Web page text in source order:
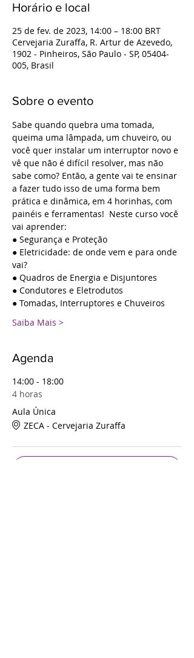
Horário e local
25 de fev. de 2023, 14:00 – 18:00 BRT
Cervejaria Zuraffa, R. Artur de Azevedo,
1902 - Pinheiros, São Paulo - SP, 05404-
005, Brasil
Sobre o evento
Sabe quando quebra uma tomada,
queima uma lâmpada, um chuveiro, ou
você quer instalar um interruptor novo e
vê que não é difícil resolver, mas não
sabe como? Então, a gente vai te ensinar
a fazer tudo isso de uma forma bem
prática e dinâmica, em 4 horinhas, com
painéis e ferramentas!  Neste curso você
vai aprender:
● Segurança e Proteção
● Eletricidade: de onde vem e para onde
vai?
● Quadros de Energia e Disjuntores
● Condutores e Eletrodutos
● Tomadas, Interruptores e Chuveiros
Saiba Mais >
Agenda
14:00 - 18:00
4 horas
Aula Única
ZECA - Cervejaria Zuraffa